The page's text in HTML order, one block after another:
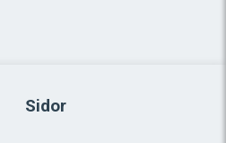
Sidor